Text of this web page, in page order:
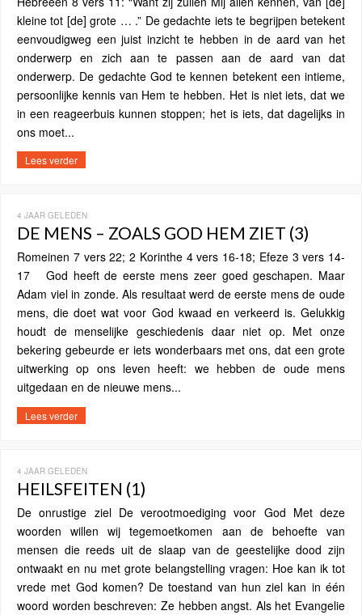
kleine tot [de] grote … .” De gedachte iets te begrijpen betekent
eenvoudigweg een juist inzicht te hebben in de aard van het
onderwerp en zich aan te passen aan de aard van dat
onderwerp. De gedachte God te kennen betekent een intieme,
persoonlijke kennis van Hem te hebben. Het is niet iets, dat we
in een reageerbuis kunnen stoppen; het is iets, dat dagelijks in
ons moet...
Lees verder
4 JAAR GELEDEN
DE MENS – ZOALS GOD HEM ZIET (3)
Romeinen 7 vers 22; 2 Korinthe 4 vers 16-18; Efeze 3 vers 14-
17 God heeft de eerste mens zeer goed geschapen. Maar
Adam viel in zonde. Als resultaat werd de eerste mens de oude
mens, die doet wat voor God kwaad en verkeerd is. Gelukkig
houdt de menselijke geschiedenis daar niet op. Met onze
bekering gebeurde er iets wonderbaars met ons, dat een grote
uitwerking op ons leven heeft: we hebben de oude mens
uitgedaan en de nieuwe mens...
Lees verder
4 JAAR GELEDEN
HEILSFEITEN (1)
De onrustige ziel De verootmoediging voor God Met deze
woorden willen wij tegemoetkomen aan de behoefte van
mensen die reeds uit de slaap van de geestelijke dood zijn
ontwaakt en nu met grote belangstelling vragen: Hoe kan ik tot
vrede met God komen? De toestand van hun ziel kan in één
woord worden beschreven: Ze hebben angst. Als het Evangelie